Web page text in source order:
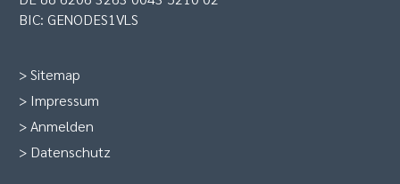
BIC: GENODES1VLS
>Sitemap
> Impressum
>Anmelden
> Datenschutz